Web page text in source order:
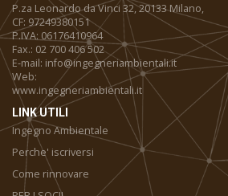
P.za Leonardo da Vinci 32, 20133 Milano,
CF: 97249380151
P.IVA: 06176410964
Fax.: 02 700 406 502
E-mail: info@ingegneriambientali.it
Web:
www.ingegneriambientali.it
LINK UTILI
Ingegno Ambientale
Perche' iscriversi
Come rinnovare